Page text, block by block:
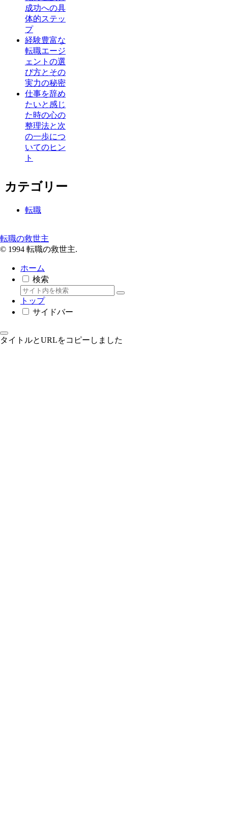
成功への具
体的ステッ
プ
経験豊富な
転職エージ
ェントの選
び方とその
実力の秘密
仕事を辞め
たいと感じ
た時の心の
整理法と次
の一歩につ
いてのヒン
ト
カテゴリー
転職
転職の救世主
© 1994 転職の救世主.
ホーム
検索
トップ
サイドバー
タイトルとURLをコピーしました